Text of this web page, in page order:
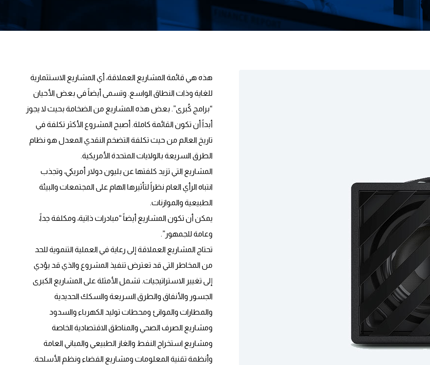
هذه هي قائمة المشاريع العملاقة، أي المشاريع الاستثمارية
للغاية وذات النطاق الواسع. وتسمى أيضاً في بعض الأحيان
“برامج كُبرى”. بعض هذه المشاريع من الضخامة بحيث لا يجوز
أبداً أن تكون القائمة كاملة. أصبح المشروع الأكثر تكلفة في
تاريخ العالم من حيث تكلفة التضخم النقدي المعدل هو نظام
الطرق السريعة بالولايات المتحدة الأمريكية.
المشاريع التي تزيد كلفتها عن بليون دولار أمريكي، وتجذب
انتباه الرأي العام نظراً لتأثيرها الهام على المجتمعات والبيئة
الطبيعية والموازنات.
يمكن أن تكون المشاريع أيضاً “مبادرات ذاتية، ومكلفة جداً،
وعامة للجمهور”.
تحتاج المشاريع العملاقة إلى رعاية في العملية التنموية للحد
من المخاطر التي قد تعترض تنفيذ المشروع والذي قد يؤدي
إلى تغيير الاستراتيجيات. تشمل الأمثلة على المشاريع الكبرى
الجسور والأنفاق والطرق السريعة والسكك الحديدية
والمطارات والموانئ ومحطات توليد الكهرباء والسدود
ومشاريع الصرف الصحي والمناطق الاقتصادية الخاصة
ومشاريع استخراج النفط والغاز الطبيعي والمباني العامة
وأنظمة تقنية المعلومات ومشاريع الفضاء ونظم الأسلحة.